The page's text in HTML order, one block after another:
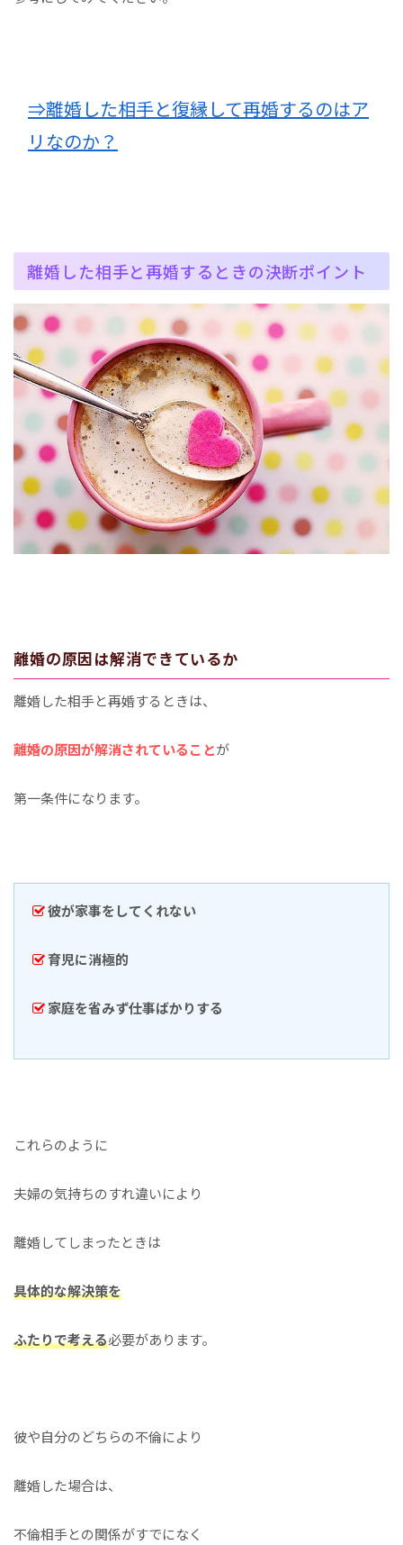
⇒離婚した相手と復縁して再婚するのはア
リなのか？
離婚した相手と再婚するときの決断ポイント
離婚の原因は解消できているか
離婚した相手と再婚するときは、
離婚の原因が解消されていることが
第一条件になります。
彼が家事をしてくれない
育児に消極的
家庭を省みず仕事ばかりする
これらのように
夫婦の気持ちのすれ違いにより
離婚してしまったときは
具体的な解決策を
ふたりで考える必要があります。
彼や自分のどちらの不倫により
離婚した場合は、
不倫相手との関係がすでになく